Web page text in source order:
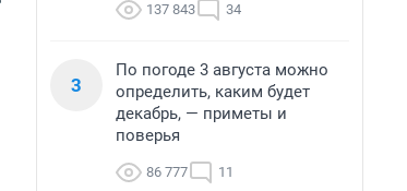
137 843 34
3
По погоде 3 августа можно
определить, каким будет
декабрь, — приметы и
поверья
86 777 11